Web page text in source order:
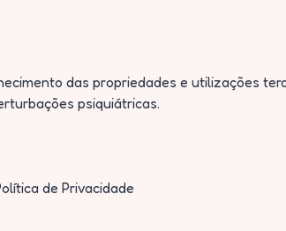
das propriedades e utilizações
psiquiátricas.
de Privacidade